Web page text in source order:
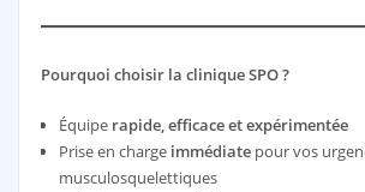
Pourquoi choisir la clinique SPO ?
Équipe rapide, efficace et expérimentée
Prise en charge immédiatepour vos
musculosquelettiques